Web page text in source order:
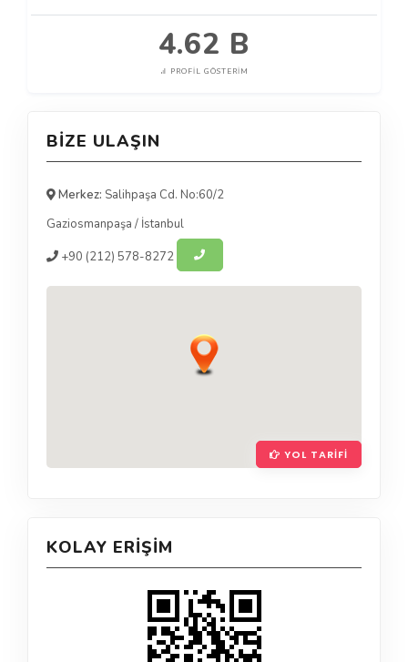
4.62 B
PROFIL GÖSTERIM
BIZE ULAŞIN
Merkez: Salihpaşa Cd. No:60/2
Gaziosmanpaşa / İstanbul
+90 (212) 578-8272
YOL TARIFI
KOLAY ERIŞIM